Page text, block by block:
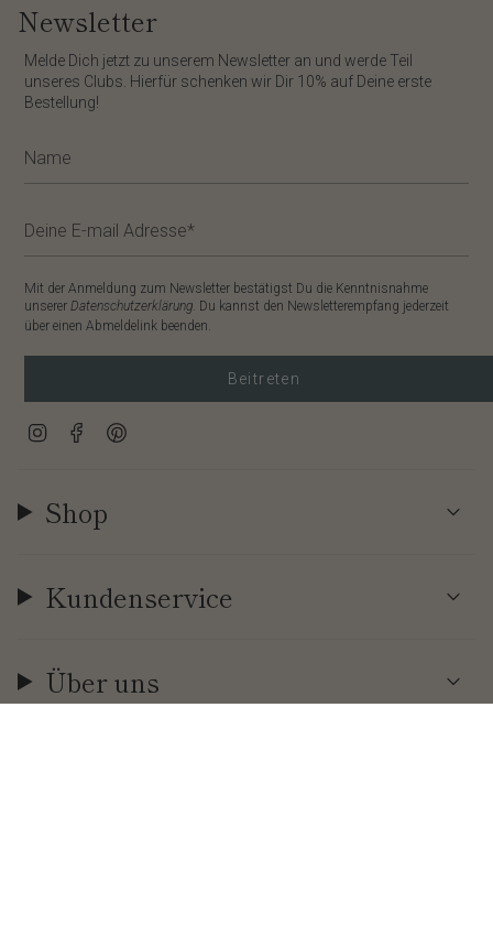
Newsletter
​Melde Dich jetzt zu unserem Newsletter an und werde Teil
unseres Clubs. Hierfür schenken wir Dir 10% auf Deine erste
Bestellung!
Mit der Anmeldung zum Newsletter bestätigst Du die Kenntnisnahme
unserer Datenschutzerklärung. Du kannst den Newsletterempfang jederzeit
über einen Abmeldelink beenden.
Beitreten
InstagramFacebook
Shop
Kundenservice
Über uns